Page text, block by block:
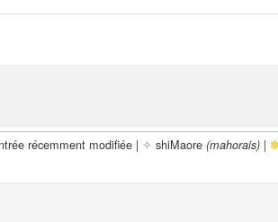
récemment modifiée | ✧ shiMaore (mahorais) | ✽